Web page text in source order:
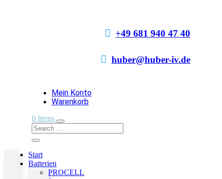
 +49 681 940 47 40
 huber@huber-iv.de
Mein Konto
Warenkorb
0 Items
Start
Batterien
PROCELL